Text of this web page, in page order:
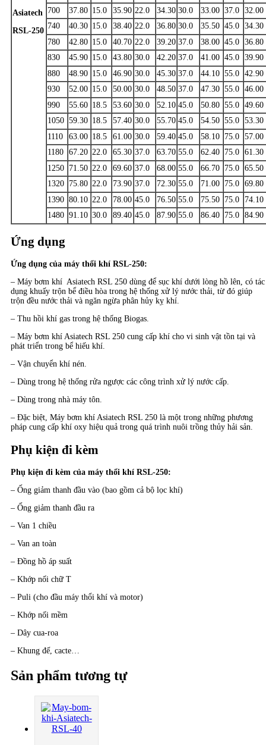
Asiatech
RSL-250
700
37.80 15.0 35.90 22.0 34.30 30.0 33.00 37.0 32.00
740
40.30 15.0 38.40 22.0 36.80 30.0 35.50 45.0 34.30
780
42.80 15.0 40.70 22.0 39.20 37.0 38.00 45.0 36.80
830
45.90 15.0 43.80 30.0 42.20 37.0 41.00 45.0 39.90
880
48.90 15.0 46.90 30.0 45.30 37.0 44.10 55.0 42.90
930
52.00 15.0 50.00 30.0 48.50 37.0 47.30 55.0 46.00
990
55.60 18.5 53.60 30.0 52.10 45.0 50.80 55.0 49.60
1050 59.30 18.5 57.40 30.0 55.70 45.0 54.50 55.0 53.30
1110
63.00 18.5 61.00 30.0 59.40 45.0 58.10 75.0 57.00
1180 67.20 22.0 65.30 37.0 63.70 55.0 62.40 75.0 61.30
1250 71.50 22.0 69.60 37.0 68.00 55.0 66.70 75.0 65.50
1320 75.80 22.0 73.90 37.0 72.30 55.0 71.00 75.0 69.80
1390 80.10 22.0 78.00 45.0 76.50 55.0 75.50 75.0
74.10
1480 91.10 30.0 89.40 45.0 87.90 55.0 86.40 75.0 84.90
Ứng dụng
Ứng dụng của máy thổi khí RSL-250:
– Máy bơm khí Asiatech RSL 250 dùng để sục khí dưới lòng hồ lên, có tác
dụng khuấy trộn bể điều hòa trong hệ thống xử lý nước thải, từ đó giúp
trộn đều nước thải và ngăn ngừa phân hủy kỵ khí.
– Thu hồi khí gas trong hệ thống Biogas.
– Máy bơm khí Asiatech RSL 250 cung cấp khí cho vi sinh vật tồn tại và
phát triển trong bể hiếu khí.
– Vận chuyển khí nén.
– Dùng trong hệ thống rửa ngược các công trình xử lý nước cấp.
– Dùng trong nhà máy tôn.
– Đặc biệt, Máy bơm khí Asiatech RSL 250 là một trong những phương
pháp cung cấp khí oxy hiệu quả trong quá trình nuôi trồng thủy hải sản.
Phụ kiện đi kèm
Phụ kiện đi kèm của máy thổi khí RSL-250:
– Ống giảm thanh đầu vào (bao gồm cả bộ lọc khí)
– Ống giảm thanh đầu ra
– Van 1 chiều
– Van an toàn
– Đồng hồ áp suất
– Khớp nối chữ T
– Puli (cho đầu máy thổi khí và motor)
– Khớp nối mềm
– Dây cua-roa
– Khung đế, cacte…
Sản phẩm tương tự